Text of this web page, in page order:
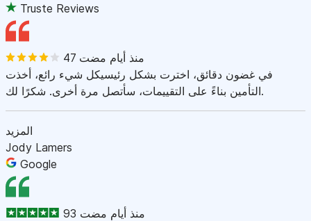
Truste Reviews
47 منذ أيام مضت
في غضون دقائق، اخترت بشكل رئيسيكل شيء رائع، أخذت
التأمين بناءً على التقييمات، سأتصل مرة أخرى. شكرًا لك.
المزيد
Jody Lamers
Google
93 منذ أيام مضت